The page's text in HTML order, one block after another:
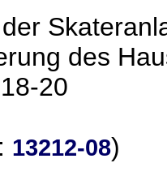
des
20
13212-08)